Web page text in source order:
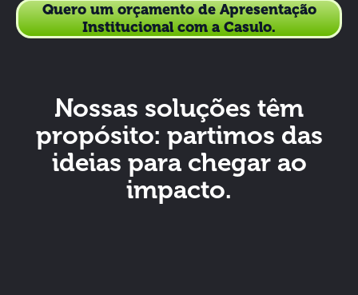
Quero um orçamento de Apresentação
Institucional com a Casulo.
Nossas soluções têm
propósito: partimos das
ideias para chegar ao
impacto.